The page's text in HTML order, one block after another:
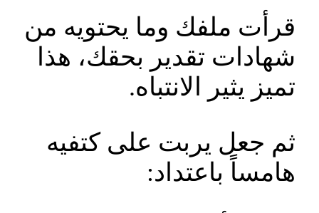
قرأت ملفك وما يحتويه من
شهادات تقدير بحقك، هذا
تميز يثير الانتباه.
ثم جعل يربت على كتفيه
هامساً باعتداد: